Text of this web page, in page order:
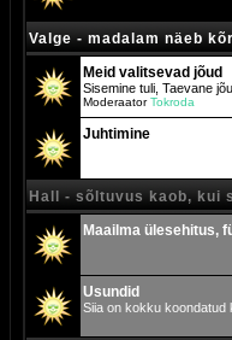
Valge - madalam näeb
Meid valitsevad jõud
Sisemine tuli, Taevane
ModeraatorTokroda
Juhtimine
Hall - sõltuvus kaob, kui
Maailma ülesehitus,
Usundid
Siia on kokku koondatud